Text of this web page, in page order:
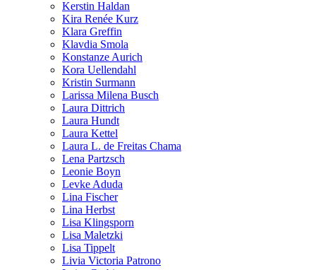
Kerstin Haldan
Kira Renée Kurz
Klara Greffin
Klavdia Smola
Konstanze Aurich
Kora Uellendahl
Kristin Surmann
Larissa Milena Busch
Laura Dittrich
Laura Hundt
Laura Kettel
Laura L. de Freitas Chama
Lena Partzsch
Leonie Boyn
Levke Aduda
Lina Fischer
Lina Herbst
Lisa Klingsporn
Lisa Maletzki
Lisa Tippelt
Livia Victoria Patrono